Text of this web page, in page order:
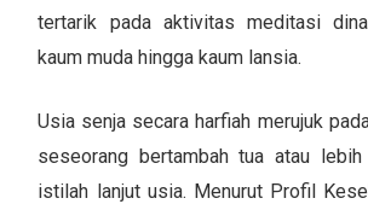
tertarik pada aktivitas meditasi
kaum muda hingga kaum lansia.
Usia senja secara harfiah merujuk
seseorang bertambah tua atau
istilah lanjut usia. Menurut Profil